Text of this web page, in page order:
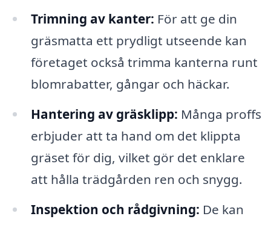
Trimning av kanter: För att ge din
gräsmatta ett prydligt utseende kan
företaget också trimma kanterna runt
blomrabatter, gångar och häckar.
Hantering av gräsklipp: Många proffs
erbjuder att ta hand om det klippta
gräset för dig, vilket gör det enklare
att hålla trädgården ren och snygg.
Inspektion och rådgivning: De kan